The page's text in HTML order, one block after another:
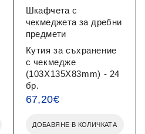
Шкафчета с
чекмеджета за дребни
предмети
Кутия за съхранение
с чекмедже
(103X135X83mm) - 24
бр.
67,20€
ДОБАВЯНЕ В КОЛИЧКАТА